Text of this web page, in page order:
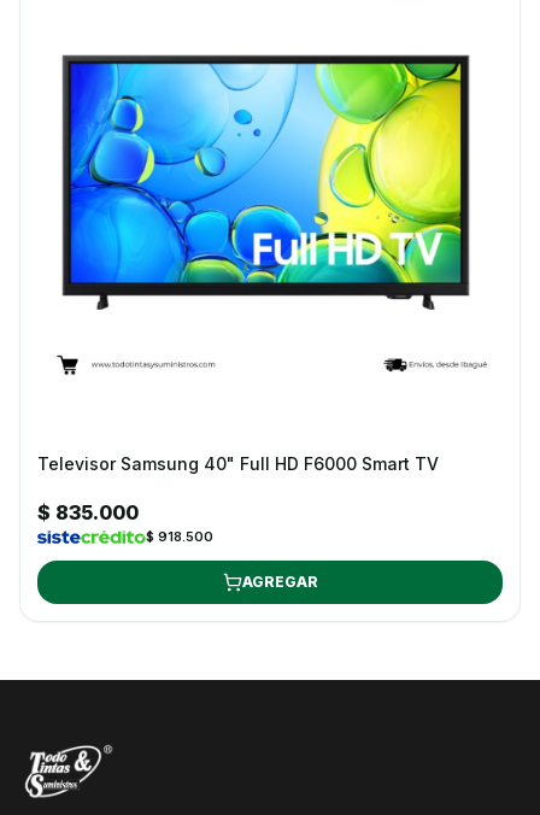
Televisor Samsung 40" Full HD F6000 Smart TV
$ 835.000
$ 918.500
AGREGAR